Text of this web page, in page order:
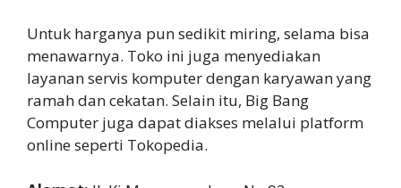
Untuk harganya pun sedikit miring, selama bisa
menawarnya. Toko ini juga menyediakan
layanan servis komputer dengan karyawan yang
ramah dan cekatan. Selain itu, Big Bang
Computer juga dapat diakses melalui platform
online seperti Tokopedia.